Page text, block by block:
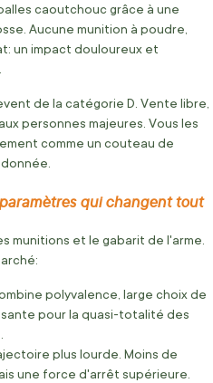
caoutchouc grâce à une
Aucune munition à poudre,
un impact douloureux et
de la catégorie D. Vente libre,
personnes majeures. Vous les
comme un couteau de
qui changent tout
munitions et le gabarit de l'arme.
polyvalence, large choix de
pour la quasi-totalité des
plus lourde. Moins de
une force d'arrêt supérieure.